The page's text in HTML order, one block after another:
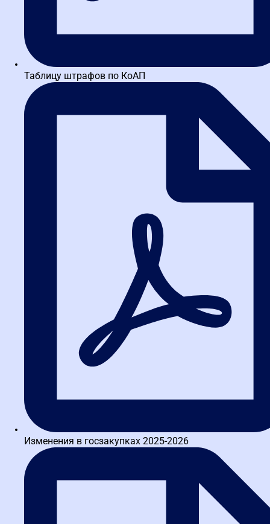
Документы, подтверждающие страну
происхождения товара
Определение страны происхождения товара по 44-ФЗ требует
подтверждения декларацией или сертификатом. Анализ
практики ФАС и рисков некорректного оформления в ЕИС...
Оформление акта выполненных работ,
Акт выполненных работ в контрактной системе 44-ФЗ —
ключевой документ для приемки и оплаты. Разбор практики
Оформление товарной накладной по 44-ФЗ: правила
подписания и электронный формат. Разбор практики ФАС и
алгоритм действий для поставщиков в 2026...